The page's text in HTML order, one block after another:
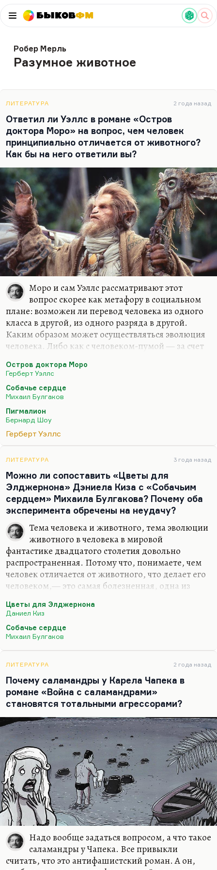
БыковФМ
Робер Мерль
Разумное животное
ЛИТЕРАТУРА 2 года назад
Ответил ли Уэллс в романе «Остров
доктора Моро» на вопрос, чем человек
принципиально отличается от животного?
Как бы на него ответили вы?
Моро и сам Уэллс рассматривают этот
вопрос скорее как метафору в социальном
плане: возможен ли перевод человека из одного
класса в другой, из одного разряда в другой.
Каким образом может осуществляться эволюция
человека. Либо как с человеком-пумой — за счет
насилия, пыток. Либо за счет закона: дать
животному закон, и оно станет человеком.
Уэллс скорее приходил к выводу о том, что этот
барьер непреодолим. Знаете, как говорил
Шефнер, негативная мудрость — тоже мудрость.
Да, превратить человека в животное можно, хотя
нельзя. Это нужен эволюционной скачок. Во
всяком случае, этого не могут сделать люди,
потому…
Остров доктора Моро
Герберт Уэллс
Собачье сердце
Михаил Булгаков
Пигмалион
Бернард Шоу
Герберт Уэллс
ЛИТЕРАТУРА 3 года назад
Можно ли сопоставить «Цветы для
Элджернона» Дэниела Киза с «Собачьим
сердцем» Михаила Булгакова? Почему оба
эксперимента обречены на неудачу?
Тема человека и животного, тема эволюции
животного в человека в мировой
фантастике двадцатого столетия довольно
распространенная. Потому что, понимаете, чем
человек отличается от животного, что делает его
человеком,— это самая болезненная, одна из
Вот, например, доктор Моро считал, что можно
животное допытать до состояния человека, и вот
вам человек-пума, который его разорвал. Кроме
того, доктор Моро уэллсовский полагал, что
и руководствуется этим. И вот эти знающие закон
замученные звери сидят у него и повторяют:
«Разве мы не люди?» Нет, не люди, поэтому и
глаза так страшно светятся у ночного…
Цветы для Элджернона
Даниел Киз
Собачье сердце
Михаил Булгаков
ЛИТЕРАТУРА 2 года назад
Почему саламандры у Карела Чапека в
романе «Война с саламандрами»
становятся тотальными агрессорами?
Надо вообще задаться вопросом, а что такое
саламандры у Чапека. Все привыкли
считать, что это антифашистский роман. А он,